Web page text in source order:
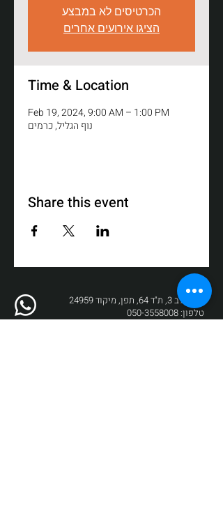
הכרטיסים לא במבצע
הציגו אירועים אחרים
Time & Location
Feb 19, 2024, 9:00 AM – 1:00 PM
נוף הגליל, כרמים
Share this event
רח' דולב 3, ת"ד 64, תפן, מיקוד 24959
טלפון:050-3558008